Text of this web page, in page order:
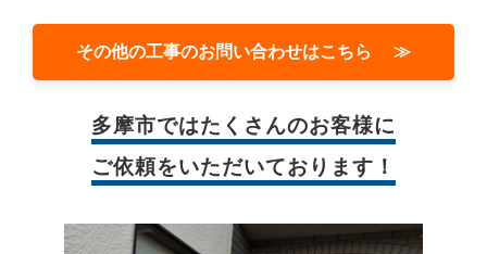
その他の工事のお問い合わせはこちら ≫
多摩市ではたくさんのお客様に
ご依頼をいただいております！